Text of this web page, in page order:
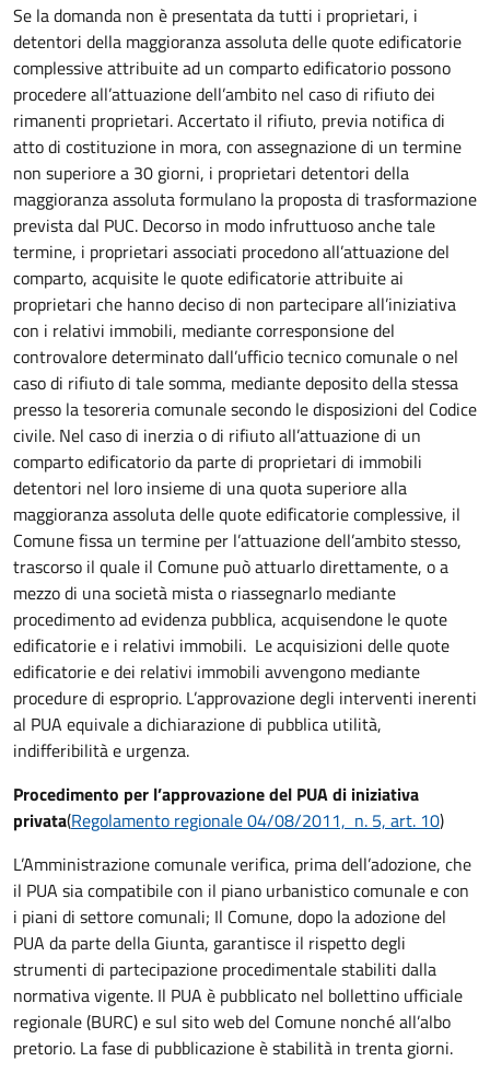
Se la domanda non è presentata da tutti i proprietari, i
detentori della maggioranza assoluta delle quote edificatorie
complessive attribuite ad un comparto edificatorio possono
procedere all’attuazione dell’ambito nel caso di rifiuto dei
rimanenti proprietari. Accertato il rifiuto, previa notifica di
atto di costituzione in mora, con assegnazione di un termine
non superiore a 30 giorni, i proprietari detentori della
maggioranza assoluta formulano la proposta di trasformazione
prevista dal PUC. Decorso in modo infruttuoso anche tale
termine, i proprietari associati procedono all’attuazione del
comparto, acquisite le quote edificatorie attribuite ai
proprietari che hanno deciso di non partecipare all’iniziativa
con i relativi immobili, mediante corresponsione del
controvalore determinato dall’ufficio tecnico comunale o nel
caso di rifiuto di tale somma, mediante deposito della stessa
presso la tesoreria comunale secondo le disposizioni del Codice
civile. Nel caso di inerzia o di rifiuto all’attuazione di un
comparto edificatorio da parte di proprietari di immobili
detentori nel loro insieme di una quota superiore alla
maggioranza assoluta delle quote edificatorie complessive, il
Comune fissa un termine per l’attuazione dell’ambito stesso,
trascorso il quale il Comune può attuarlo direttamente, o a
mezzo di una società mista o riassegnarlo mediante
procedimento ad evidenza pubblica, acquisendone le quote
edificatorie e i relativi immobili. Le acquisizioni delle quote
edificatorie e dei relativi immobili avvengono mediante
procedure di esproprio. L’approvazione degli interventi inerenti
al PUA equivale a dichiarazione di pubblica utilità,
indifferibilità e urgenza.
Procedimento per l’approvazione del PUA di iniziativa
privata(Regolamento regionale 04/08/2011, n. 5, art. 10)
L’Amministrazione comunale verifica, prima dell’adozione, che
il PUA sia compatibile con il piano urbanistico comunale e con
i piani di settore comunali; Il Comune, dopo la adozione del
PUA da parte della Giunta, garantisce il rispetto degli
strumenti di partecipazione procedimentale stabiliti dalla
normativa vigente. Il PUA è pubblicato nel bollettino ufficiale
regionale (BURC) e sul sito web del Comune nonché all’albo
pretorio. La fase di pubblicazione è stabilità in trenta giorni.